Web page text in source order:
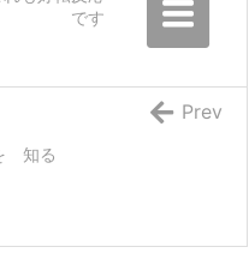
です
知る
Prev